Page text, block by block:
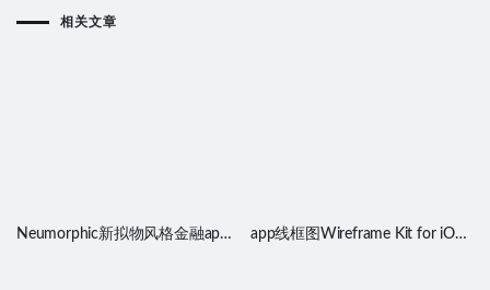
相关文章
Neumorphic新拟物风格金融app
app线框图Wireframe Kit for iOS